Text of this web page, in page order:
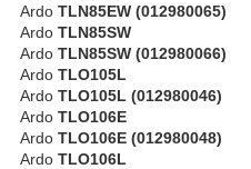
Ardo TLN85EW (012980065)
Ardo TLN85SW
Ardo TLN85SW (012980066)
Ardo TLO105L
Ardo TLO105L (012980046)
Ardo TLO106E
Ardo TLO106E (012980048)
Ardo TLO106L